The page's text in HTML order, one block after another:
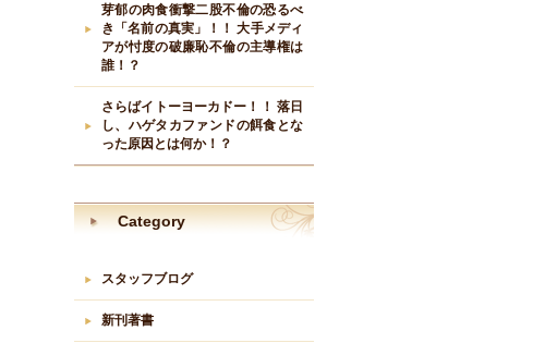
芽郁の肉食衝撃二股不倫の恐るべ
き「名前の真実」！！ 大手メディ
アが忖度の破廉恥不倫の主導権は
誰！？
さらばイトーヨーカドー！！ 落日
し、ハゲタカファンドの餌食とな
った原因とは何か！？
Category
スタッフブログ
新刊著書